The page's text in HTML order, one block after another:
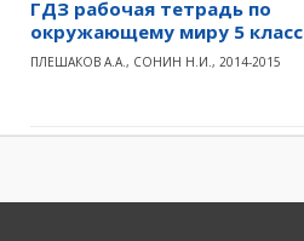
ГДЗ рабочая тетрадь по
окружающему миру 5 класс
ПЛЕШАКОВ А.А., СОНИН Н.И., 2014-2015